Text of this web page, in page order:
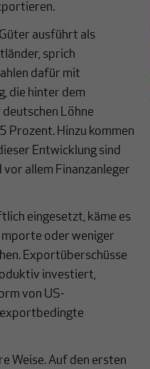
ausführt als
sprich
dafür mit
die hinter dem
Löhne
Prozent. Hinzu kommen
Entwicklung sind
allem Finanzanleger
eingesetzt, käme es
oder weniger
Exportüberschüsse
investiert,
von US-
exportbedingte
Weise. Auf den ersten